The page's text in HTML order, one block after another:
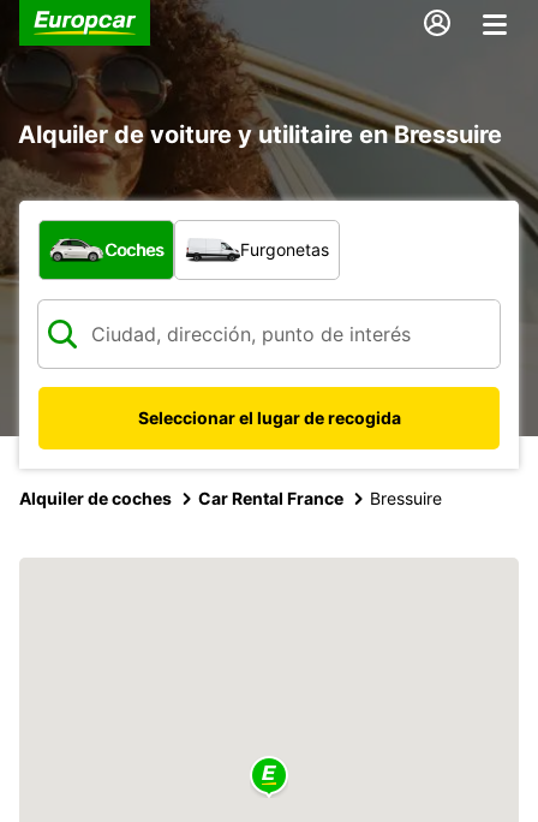
Alquiler de voiture y utilitaire en Bressuire
¿Qué tipo de vehículo?
Coches Furgonetas
Seleccionar el lugar de recogida
Alquiler de coches Car Rental France Bressuire